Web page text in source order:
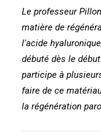
Le professeur
matière de
l'acide
débuté dès le
participe à
faire de ce
la régénération